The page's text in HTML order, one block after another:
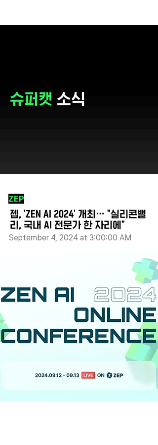
슈퍼캣 소식
ZEP
젭, 'ZEN AI 2024' 개최… "실리콘밸
리, 국내 AI 전문가 한 자리에"
September 4, 2024 at 3:00:00 AM